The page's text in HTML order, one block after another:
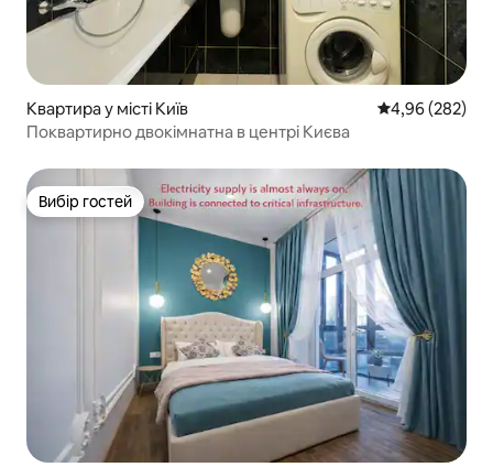
Квартира у місті Київ Середня
4,96 (282)
Поквартирно двокімнатна в центрі Києва
Вибір гостей
Вибір гостей